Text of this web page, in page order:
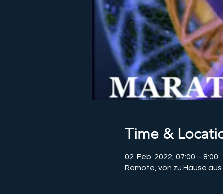
Time &
02. Feb. 2022, 07:00 – 8:00
Remote, von zu Hause aus